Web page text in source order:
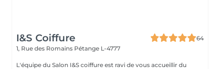
I&S Coiffure
64
1, Rue des Romains Pétange L-4777
L'équipe du Salon I&S coiffure est ravi de vous accueillir du